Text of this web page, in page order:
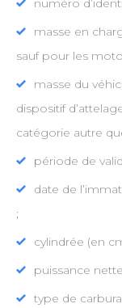
numéro
masse en
sauf pour les
masse du
dispositif
catégorie autre
période de
date de
;
cylindrée (en
puissance
type de